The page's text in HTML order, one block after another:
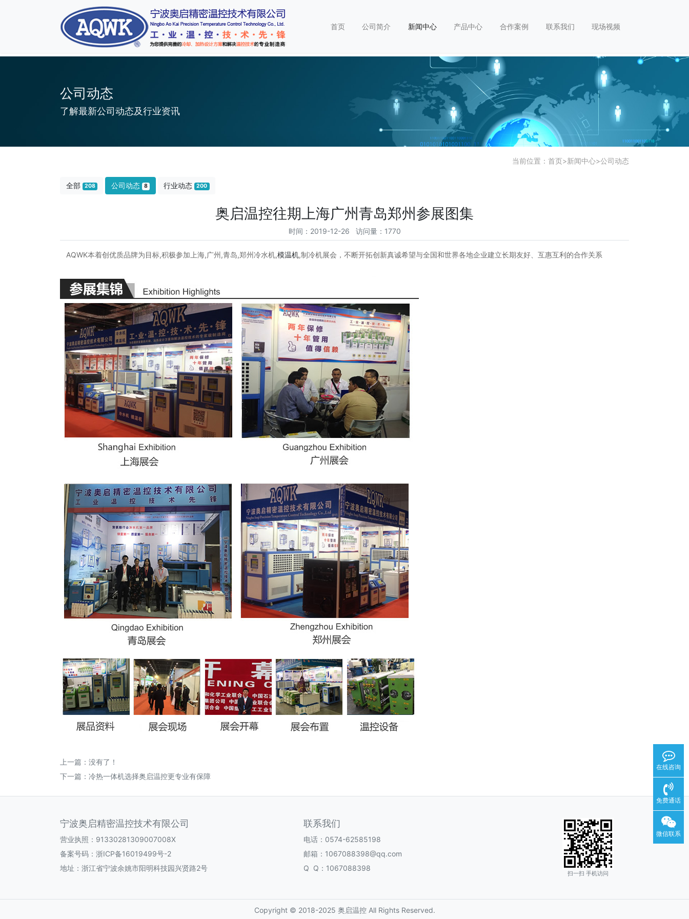
首页 公司简介 新闻中心 产品中心 合作案例 联系我们 现场视频
公司动态
了解最新公司动态及行业资讯
当前位置： 首页>新闻中心>公司动态
全部 208 公司动态 8 行业动态 200
奥启温控往期上海广州青岛郑州参展图集
时间：2019-12-26 访问量：1770
AQWK本着创优质品牌为目标,积极参加上海,广州,青岛,郑州冷水机,模温机,制冷机展会，不断开拓创新真诚希望与全国和世界各地企业建立长期友好、互惠互利的合作关系
上一篇：没有了！
下一篇： 冷热一体机选择奥启温控更专业有保障
宁波奥启精密温控技术有限公司
营业执照：91330281309007008X
备案号码： 浙ICP备16019499号-2
地址：浙江省宁波余姚市阳明科技园兴贤路2号
联系我们
电话：0574-62585198
邮箱：1067088398@qq.com
Q Q：1067088398
扫一扫 手机访问
Copyright © 2018-2025 奥启温控 All Rights Reserved.
在线咨询
免费通话
微信联系